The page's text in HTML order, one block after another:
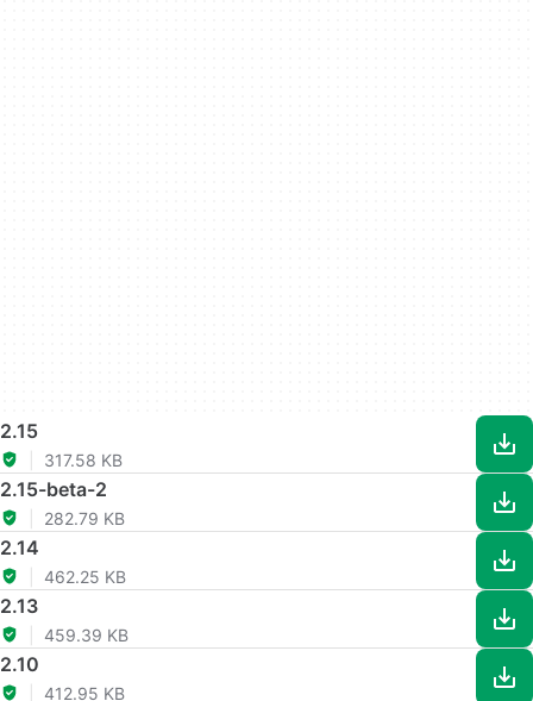
2.15
317.58 KB
2.15-beta-2
282.79 KB
2.14
462.25 KB
2.13
459.39 KB
2.10
412.95 KB